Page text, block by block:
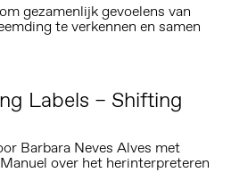
gezamenlijk gevoelens van
te verkennen en samen
Labels – Shifting
Barbara Neves Alves met
over het herinterpreteren